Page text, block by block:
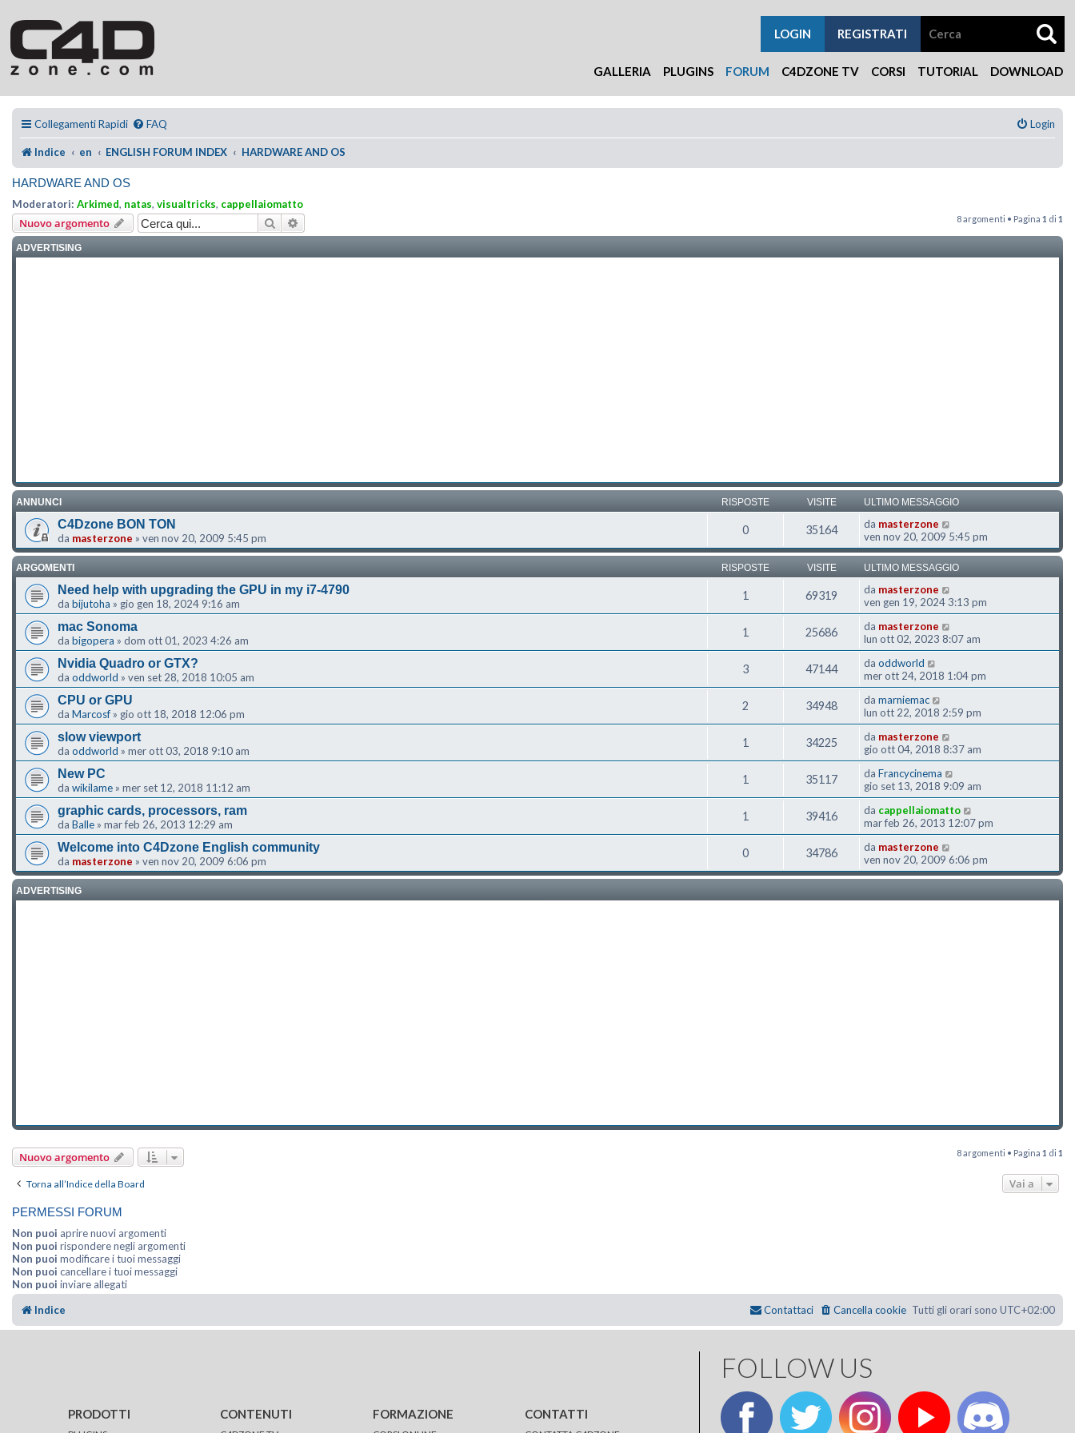
GALLERIA PLUGINS FORUM C4DZONE TV CORSI TUTORIAL DOWNLOAD
REGISTRATI
LOGIN
Collegamenti Rapidi FAQ Login
Indice en ENGLISH FORUM INDEX HARDWARE AND OS
HARDWARE AND OS
Moderatori: Arkimed, natas, visualtricks, cappellaiomatto
Nuovo argomento Cerca 8 argomenti • Pagina 1 di 1
ADVERTISING
ANNUNCI RISPOSTE VISITE ULTIMO MESSAGGIO
C4Dzone BON TON
da masterzone » ven nov 20, 2009 5:45 pm
0 35164 da masterzone
ven nov 20, 2009 5:45 pm
ARGOMENTI RISPOSTE VISITE ULTIMO MESSAGGIO
Need help with upgrading the GPU in my i7-4790
da bijutoha » gio gen 18, 2024 9:16 am
1 69319 da masterzone
ven gen 19, 2024 3:13 pm
mac Sonoma
da bigopera » dom ott 01, 2023 4:26 am
1 25686 da masterzone
lun ott 02, 2023 8:07 am
Nvidia Quadro or GTX?
da oddworld » ven set 28, 2018 10:05 am
3 47144 da oddworld
mer ott 24, 2018 1:04 pm
CPU or GPU
da Marcosf » gio ott 18, 2018 12:06 pm
2 34948 da marniemac
lun ott 22, 2018 2:59 pm
slow viewport
da oddworld » mer ott 03, 2018 9:10 am
1 34225 da masterzone
gio ott 04, 2018 8:37 am
New PC
da wikilame » mer set 12, 2018 11:12 am
1 35117 da Francycinema
gio set 13, 2018 9:09 am
graphic cards, processors, ram
da Balle » mar feb 26, 2013 12:29 am
1 39416 da cappellaiomatto
mar feb 26, 2013 12:07 pm
Welcome into C4Dzone English community
da masterzone » ven nov 20, 2009 6:06 pm
0 34786 da masterzone
ven nov 20, 2009 6:06 pm
ADVERTISING
Nuovo argomento 8 argomenti • Pagina 1 di 1
Torna all’Indice della Board Vai a
PERMESSI FORUM
Non puoi aprire nuovi argomenti
Non puoi rispondere negli argomenti
Non puoi modificare i tuoi messaggi
Non puoi cancellare i tuoi messaggi
Non puoi inviare allegati
Indice
Tutti gli orari sono UTC+02:00
Cancella cookie
Contattaci
PRODOTTI CONTENUTI FORMAZIONE CONTATTI
FOLLOW US